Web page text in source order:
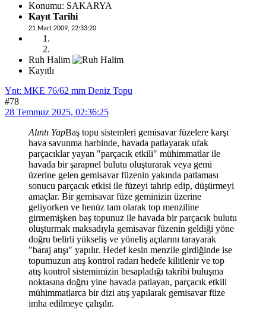
Konumu: SAKARYA
Kayıt Tarihi
21 Mart 2009, 22:33:20
Ruh Halim
Kayıtlı
Ynt: MKE 76/62 mm Deniz Topu
#78
28 Temmuz 2025, 02:36:25
Alıntı YapBaş topu sistemleri gemisavar füzelere karşı
hava savunma harbinde, havada patlayarak ufak
parçacıklar yayan "parçacık etkili" mühimmatlar ile
havada bir şarapnel bulutu oluşturarak veya gemi
üzerine gelen gemisavar füzenin yakında patlaması
sonucu parçacık etkisi ile füzeyi tahrip edip, düşürmeyi
amaçlar. Bir gemisavar füze geminizin üzerine
geliyorken ve henüz tam olarak top menziline
girmemişken baş topunuz ile havada bir parçacık bulutu
oluşturmak maksadıyla gemisavar füzenin geldiği yöne
doğru belirli yükseliş ve yöneliş açılarını tarayarak
"baraj atışı" yapılır. Hedef kesin menzile girdiğinde ise
topumuzun atış kontrol radarı hedefe kilitlenir ve top
atış kontrol sistemimizin hesapladığı takribi buluşma
noktasına doğru yine havada patlayan, parçacık etkili
mühimmatlarca bir dizi atış yapılarak gemisavar füze
imha edilmeye çalışılır.